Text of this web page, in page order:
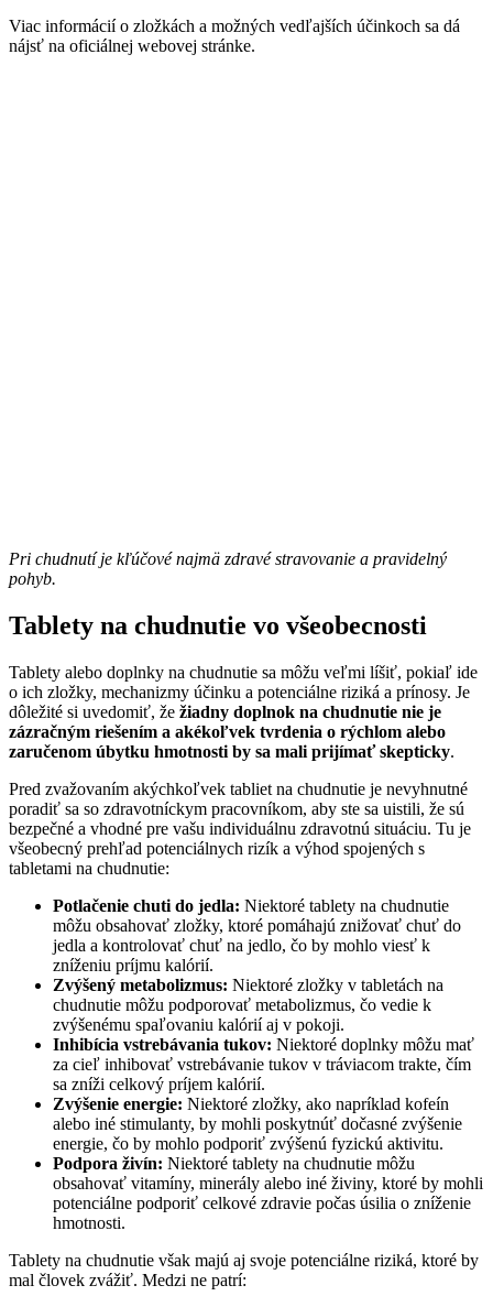
Viac informácií o zložkách a možných vedľajších účinkoch sa dá
nájsť na oficiálnej webovej stránke.
Pri chudnutí je kľúčové najmä zdravé stravovanie a pravidelný
pohyb.
Tablety na chudnutie vo všeobecnosti
Tablety alebo doplnky na chudnutie sa môžu veľmi líšiť, pokiaľ ide
o ich zložky, mechanizmy účinku a potenciálne riziká a prínosy. Je
dôležité si uvedomiť, že žiadny doplnok na chudnutie nie je
zázračným riešením a akékoľvek tvrdenia o rýchlom alebo
zaručenom úbytku hmotnosti by sa mali prijímať skepticky.
Pred zvažovaním akýchkoľvek tabliet na chudnutie je nevyhnutné
poradiť sa so zdravotníckym pracovníkom, aby ste sa uistili, že sú
bezpečné a vhodné pre vašu individuálnu zdravotnú situáciu. Tu je
všeobecný prehľad potenciálnych rizík a výhod spojených s
tabletami na chudnutie:
Potlačenie chuti do jedla: Niektoré tablety na chudnutie
môžu obsahovať zložky, ktoré pomáhajú znižovať chuť do
jedla a kontrolovať chuť na jedlo, čo by mohlo viesť k
zníženiu príjmu kalórií.
Zvýšený metabolizmus: Niektoré zložky v tabletách na
chudnutie môžu podporovať metabolizmus, čo vedie k
zvýšenému spaľovaniu kalórií aj v pokoji.
Inhibícia vstrebávania tukov: Niektoré doplnky môžu mať
za cieľ inhibovať vstrebávanie tukov v tráviacom trakte, čím
sa zníži celkový príjem kalórií.
Zvýšenie energie: Niektoré zložky, ako napríklad kofeín
alebo iné stimulanty, by mohli poskytnúť dočasné zvýšenie
energie, čo by mohlo podporiť zvýšenú fyzickú aktivitu.
Podpora živín: Niektoré tablety na chudnutie môžu
obsahovať vitamíny, minerály alebo iné živiny, ktoré by mohli
potenciálne podporiť celkové zdravie počas úsilia o zníženie
hmotnosti.
Tablety na chudnutie však majú aj svoje potenciálne riziká, ktoré by
mal človek zvážiť. Medzi ne patrí: